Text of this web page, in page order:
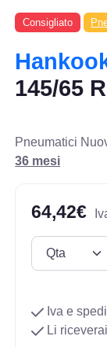
Consigliato
145/65
Pneumatici
36 mesi
64,42€
Iva e
Li